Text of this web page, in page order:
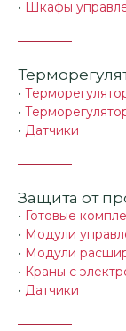
• Шкафы
•
•
• Датчики
Защита от
• Готовые
• Модули
• Модули
• Краны с
• Датчики